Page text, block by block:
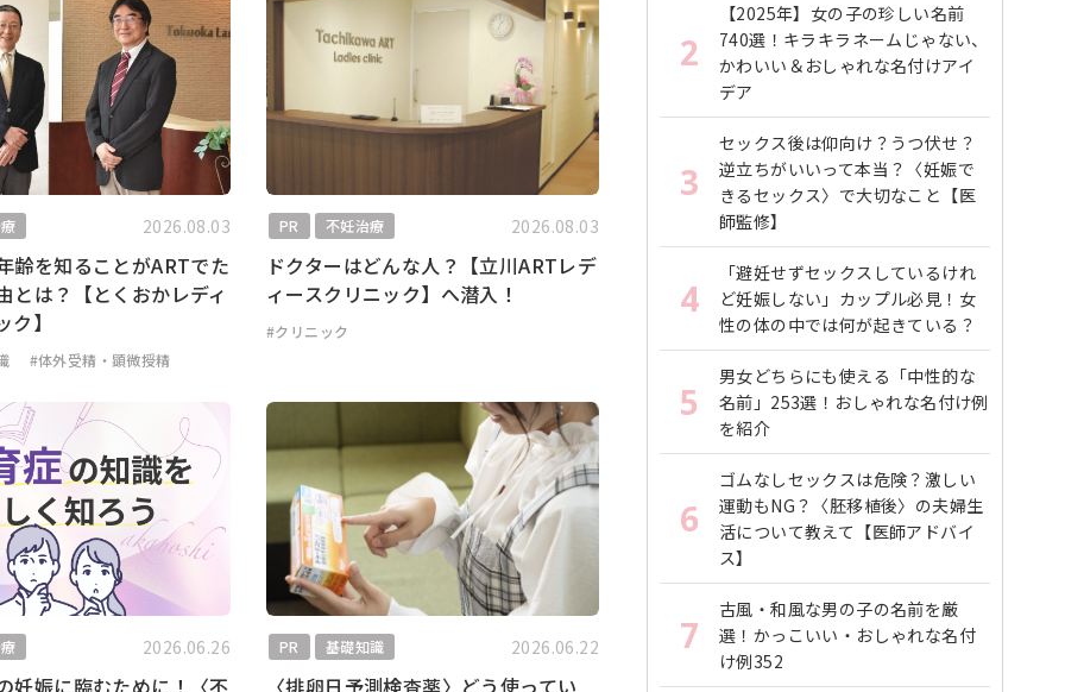
2026.08.03
齢を知ることがARTでた
とは？【とくおかレディ
】
#体外受精・顕微授精
PR 不妊治療 2026.08.03
ドクターはどんな人？【立川ARTレデ
ィースクリニック】へ潜入！
#クリニック
2026.06.26
妊娠に臨むために！〈不
PR 基礎知識 2026.06.22
〈排卵日予測検査薬〉どう使ってい
2
【2025年】女の子の珍しい名前
740選！キラキラネームじゃない、
かわいい＆おしゃれな名付けアイ
デア
3
セックス後は仰向け？うつ伏せ？
逆立ちがいいって本当？〈妊娠で
きるセックス〉で大切なこと【医
師監修】
4
「避妊せずセックスしているけれ
ど妊娠しない」カップル必見！女
性の体の中では何が起きている？
5
男女どちらにも使える「中性的な
名前」253選！おしゃれな名付け例
を紹介
6
ゴムなしセックスは危険？激しい
運動もNG？〈胚移植後〉の夫婦生
活について教えて【医師アドバイ
ス】
7
古風・和風な男の子の名前を厳
選！かっこいい・おしゃれな名付
け例352